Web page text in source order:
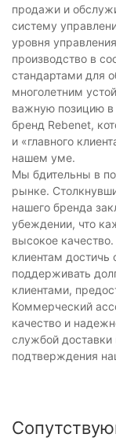
продажи и
систему
уровня
производство в
стандартами для
многолетним
важную позицию в
бренд Rebenet,
и «главного
нашем уме.
Мы бдительны в
рынке.
нашего бренда
убеждении, что
высокое
клиентам
поддерживать
клиентами,
Коммерческий
качество и
службой доставки
подтверждения